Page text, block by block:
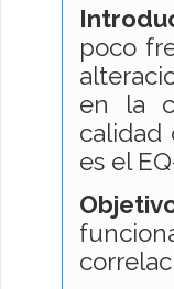
poco
en la
calidad
es el